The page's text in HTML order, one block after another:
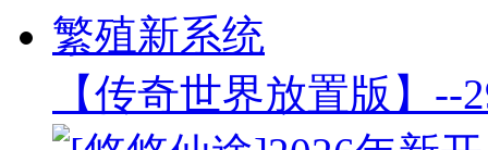
【传奇世界放置版】